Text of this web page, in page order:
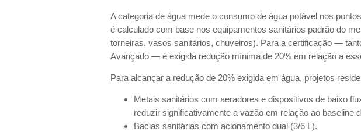
A categoria de água mede o consumo de água potável nos
é calculado com base nos equipamentos sanitários padrão do
torneiras, vasos sanitários, chuveiros). Para a certificação —
Avançado — é exigida redução mínima de 20% em relação a
Para alcançar a redução de 20% exigida em água, projetos
Metais sanitários com aeradores e dispositivos de baixo
reduzir significativamente a vazão em relação ao baseline
Bacias sanitárias com acionamento dual (3/6 L).